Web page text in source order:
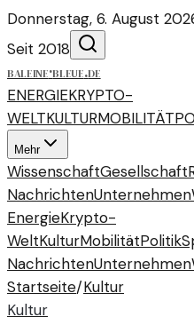
Donnerstag, 6. August
Seit 2018
baleine·bleue.de
ENERGIEKRYPTO-
WELTKULTURMOBILITÄT
Mehr
WissenschaftGesellschaft
NachrichtenUnternehmen
EnergieKrypto-
WeltKulturMobilitätPolitik
NachrichtenUnternehmen
Startseite/Kultur
Kultur